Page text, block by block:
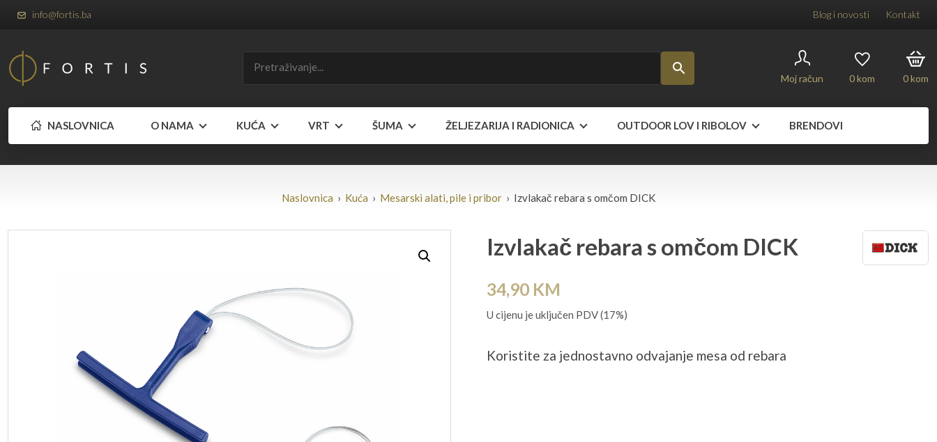
info@fortis.ba Blog i novosti Kontakt
Moj račun 0kom 0kom
NASLOVNICA O NAMA KUĆA VRT ŠUMA ŽELJEZARIJA I RADIONICA OUTDOOR LOV I RIBOLOV BRENDOVI
Naslovnica › Kuća › Mesarski alati, pile i pribor › Izvlakač rebara s omčom DICK
Izvlakač rebara s omčom DICK
34,90 KM
U cijenu je uključen PDV (17%)
Koristite za jednostavno odvajanje mesa od rebara